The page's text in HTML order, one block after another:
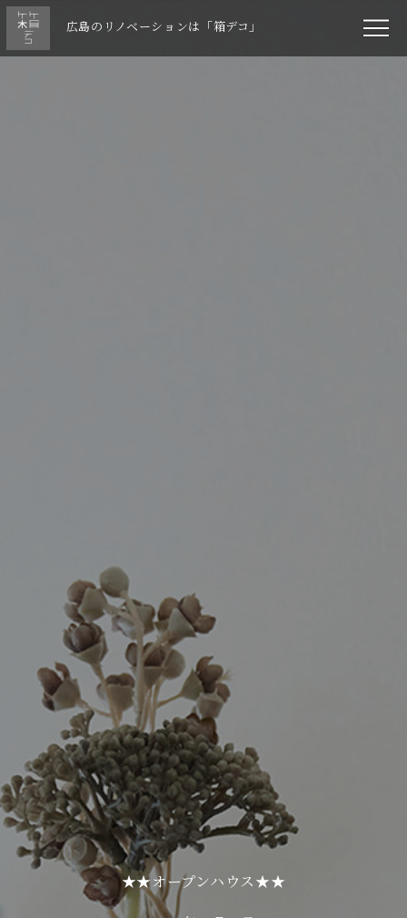
広島のリノベーションは「箱デコ」
★★オープンハウス★★